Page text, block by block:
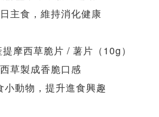
主食，維持消化健康
摩西草脆片 / 薯片（10g）
草製成香脆口感
小動物，提升進食興趣